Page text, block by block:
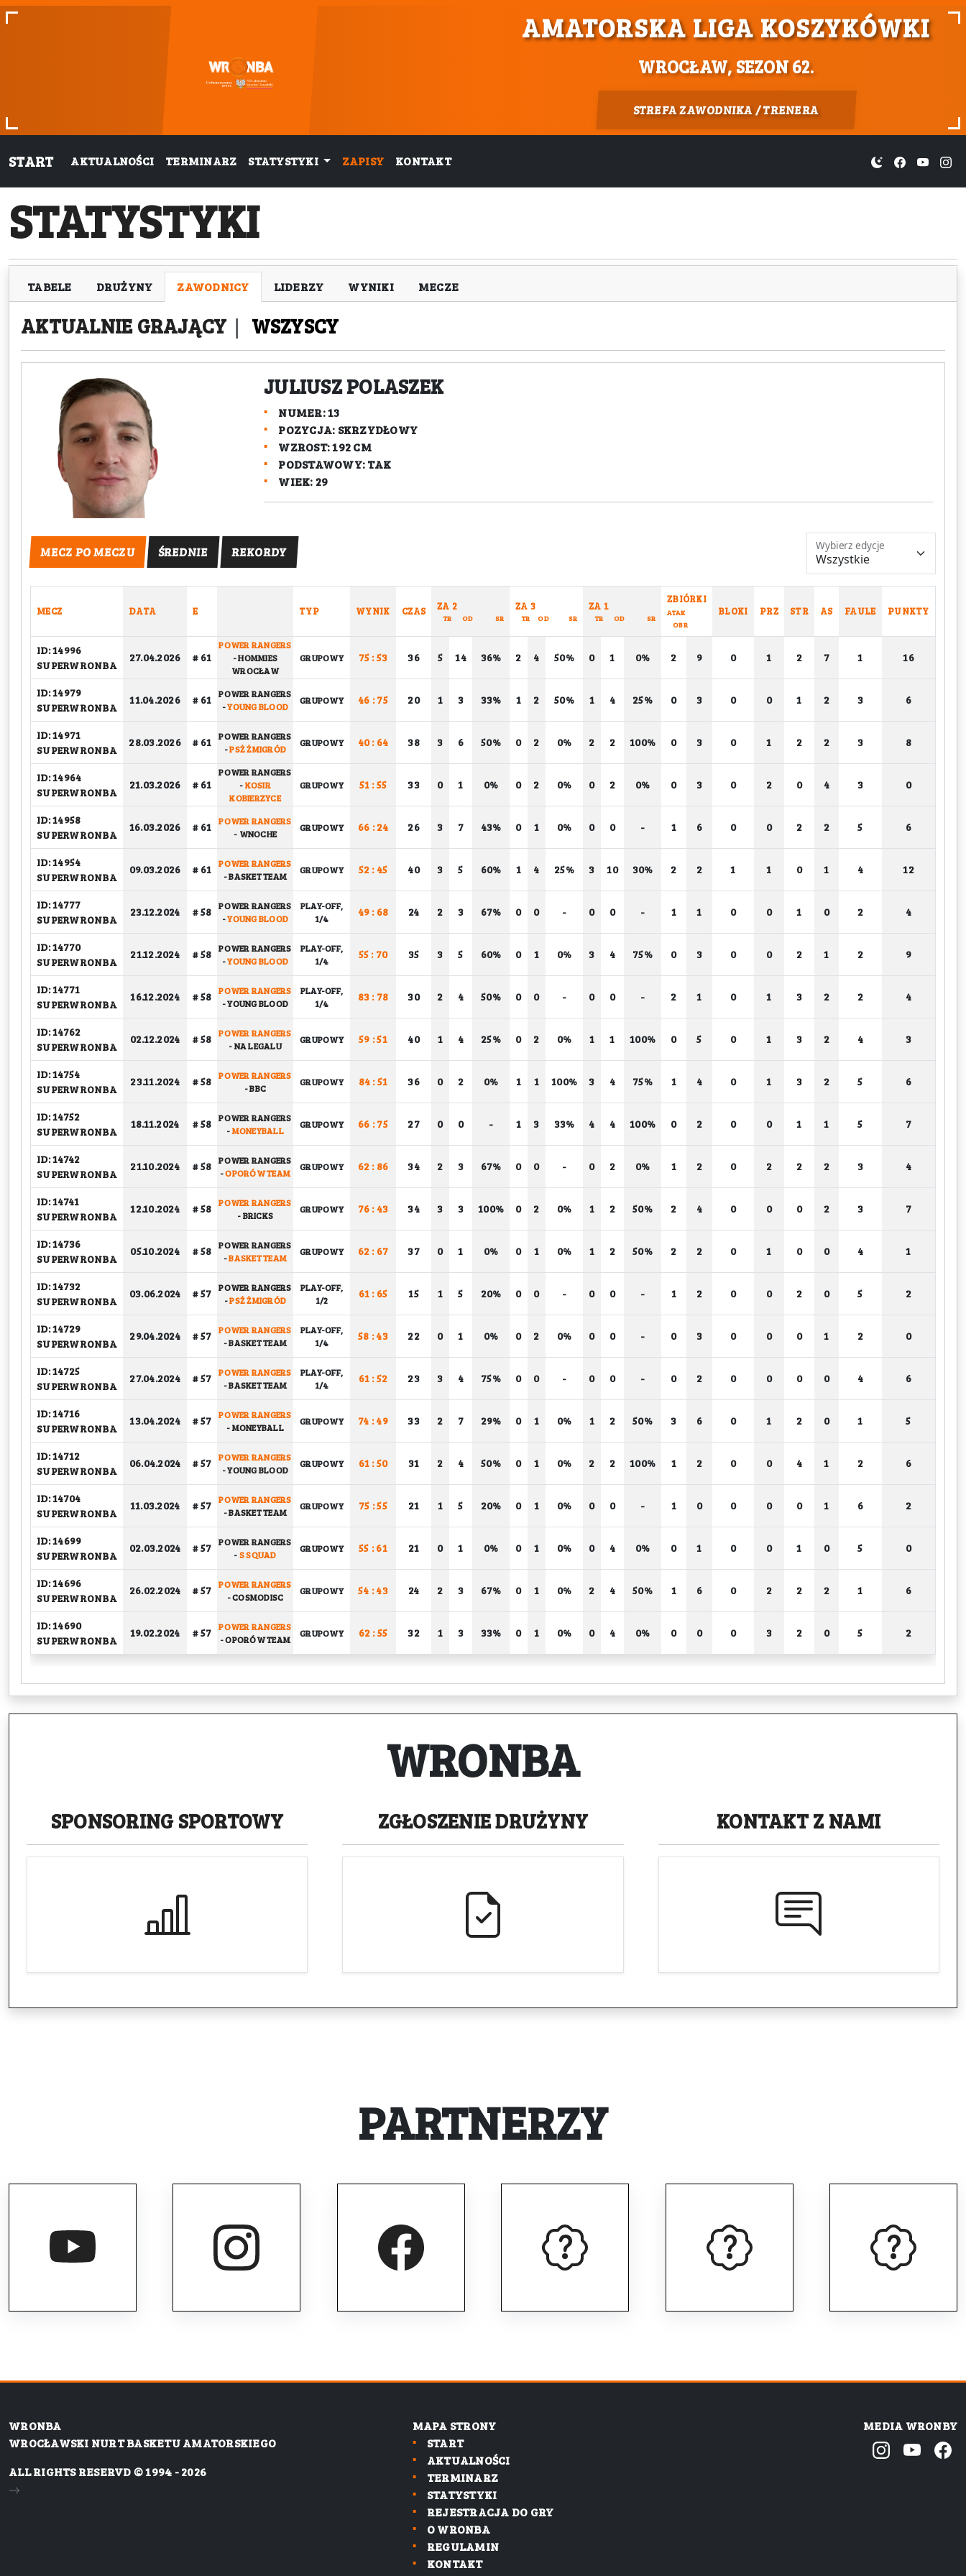
AMATORSKA LIGA KOSZYKÓWKI
WROCŁAW, SEZON 62.
STREFA ZAWODNIKA / TRENERA
START AKTUALNOŚCI TERMINARZ STATYSTYKI ZAPISY KONTAKT
STATYSTYKI
TABELE DRUŻYNY ZAWODNICY LIDERZY WYNIKI MECZE
AKTUALNIE GRAJĄCY | WSZYSCY
JULIUSZ POLASZEK
NUMER: 13
POZYCJA: SKRZYDŁOWY
WZROST: 192 CM
PODSTAWOWY: TAK
WIEK: 29
MECZ PO MECZU ŚREDNIE REKORDY Wybierz edycje
MECZ DATA E TYP WYNIK CZAS ZA 2
TR OD SR
ZA 3
TR OD SR
ZA 1
TR OD SR
ZBIÓRKI
ATAK
OBR
BLOKI PRZ STR AS FAULE PUNKTY
ID: 14996
SUPERWRONBA
27.04.2026 # 61
POWER RANGERS
-HOMMIES
WROCŁAW
GRUPOWY 75 : 53 36 5 14 36% 2 4 50% 0 1 0% 2 9 0 1 2 7 1 16
ID: 14979
SUPERWRONBA
11.04.2026 # 61
POWER RANGERS
-YOUNG BLOOD
GRUPOWY 46 : 75 20 1 3 33% 1 2 50% 1 4 25% 0 3 0 0 1 2 3 6
ID: 14971
SUPERWRONBA
28.03.2026 # 61
POWER RANGERS
-PSŻ ŻMIGRÓD
GRUPOWY 40 : 64 38 3 6 50% 0 2 0% 2 2 100% 0 3 0 1 2 2 3 8
ID: 14964
SUPERWRONBA
21.03.2026 # 61
POWER RANGERS
-KOSIR
KOBIERZYCE
GRUPOWY 51 : 55 33 0 1 0% 0 2 0% 0 2 0% 0 3 0 2 0 4 3 0
ID: 14958
SUPERWRONBA
16.03.2026 # 61
POWER RANGERS
- WNOCHE
GRUPOWY 66 : 24 26 3 7 43% 0 1 0% 0 0 - 1 6 0 0 2 2 5 6
ID: 14954
SUPERWRONBA
09.03.2026 # 61
POWER RANGERS
-BASKET TEAM
GRUPOWY 52 : 45 40 3 5 60% 1 4 25% 3 10 30% 2 2 1 1 0 1 4 12
ID: 14777
SUPERWRONBA
23.12.2024 # 58
POWER RANGERS
-YOUNG BLOOD
PLAY-OFF,
1/4
49 : 68 24 2 3 67% 0 0 - 0 0 - 1 1 0 0 1 0 2 4
ID: 14770
SUPERWRONBA
21.12.2024 # 58
POWER RANGERS
-YOUNG BLOOD
PLAY-OFF,
1/4
55 : 70 35 3 5 60% 0 1 0% 3 4 75% 0 3 0 0 2 1 2 9
ID: 14771
SUPERWRONBA
16.12.2024 # 58
POWER RANGERS
-YOUNG BLOOD
PLAY-OFF,
1/4
83 : 78 30 2 4 50% 0 0 - 0 0 - 2 1 0 1 3 2 2 4
ID: 14762
SUPERWRONBA
02.12.2024 # 58
POWER RANGERS
-NA LEGALU
GRUPOWY 59 : 51 40 1 4 25% 0 2 0% 1 1 100% 0 5 0 1 3 2 4 3
ID: 14754
SUPERWRONBA
23.11.2024 # 58
POWER RANGERS
-BBC
GRUPOWY 84 : 51 36 0 2 0% 1 1 100% 3 4 75% 1 4 0 1 3 2 5 6
ID: 14752
SUPERWRONBA
18.11.2024 # 58
POWER RANGERS
-MONEYBALL
GRUPOWY 66 : 75 27 0 0 - 1 3 33% 4 4 100% 0 2 0 0 1 1 5 7
ID: 14742
SUPERWRONBA
21.10.2024 # 58
POWER RANGERS
-OPORÓW TEAM
GRUPOWY 62 : 86 34 2 3 67% 0 0 - 0 2 0% 1 2 0 2 2 2 3 4
ID: 14741
SUPERWRONBA
12.10.2024 # 58
POWER RANGERS
-BRICKS
GRUPOWY 76 : 43 34 3 3 100% 0 2 0% 1 2 50% 2 4 0 0 0 2 3 7
ID: 14736
SUPERWRONBA
05.10.2024 # 58
POWER RANGERS
-BASKET TEAM
GRUPOWY 62 : 67 37 0 1 0% 0 1 0% 1 2 50% 2 2 0 1 0 0 4 1
ID: 14732
SUPERWRONBA
03.06.2024 # 57
POWER RANGERS
-PSŻ ŻMIGRÓD
PLAY-OFF,
1/2
61 : 65 15 1 5 20% 0 0 - 0 0 - 1 2 0 0 2 0 5 2
ID: 14729
SUPERWRONBA
29.04.2024 # 57
POWER RANGERS
-BASKET TEAM
PLAY-OFF,
1/4
58 : 43 22 0 1 0% 0 2 0% 0 0 - 0 3 0 0 0 1 2 0
ID: 14725
SUPERWRONBA
27.04.2024 # 57
POWER RANGERS
-BASKET TEAM
PLAY-OFF,
1/4
61 : 52 23 3 4 75% 0 0 - 0 0 - 0 2 0 0 0 0 4 6
ID: 14716
SUPERWRONBA
13.04.2024 # 57
POWER RANGERS
-MONEYBALL
GRUPOWY 74 : 49 33 2 7 29% 0 1 0% 1 2 50% 3 6 0 1 2 0 1 5
ID: 14712
SUPERWRONBA
06.04.2024 # 57
POWER RANGERS
-YOUNG BLOOD
GRUPOWY 61 : 50 31 2 4 50% 0 1 0% 2 2 100% 1 2 0 0 4 1 2 6
ID: 14704
SUPERWRONBA
11.03.2024 # 57
POWER RANGERS
-BASKET TEAM
GRUPOWY 75 : 55 21 1 5 20% 0 1 0% 0 0 - 1 0 0 0 0 1 6 2
ID: 14699
SUPERWRONBA
02.03.2024 # 57
POWER RANGERS
-S SQUAD
GRUPOWY 55 : 61 21 0 1 0% 0 1 0% 0 4 0% 0 1 0 0 1 0 5 0
ID: 14696
SUPERWRONBA
26.02.2024 # 57
POWER RANGERS
-COSMODISC
GRUPOWY 54 : 43 24 2 3 67% 0 1 0% 2 4 50% 1 6 0 2 2 2 1 6
ID: 14690
SUPERWRONBA
19.02.2024 # 57
POWER RANGERS
-OPORÓW TEAM
GRUPOWY 62 : 55 32 1 3 33% 0 1 0% 0 4 0% 0 0 0 3 2 0 5 2
WRONBA
SPONSORINGSPORTOWY ZGŁOSZENIEDRUŻYNY KONTAKTZ NAMI
PARTNERZY
WRONBA
WROCŁAWSKI NURT BASKETU AMATORSKIEGO
ALL RIGHTS RESERVD © 1994 - 2026
MAPA STRONY
START
AKTUALNOŚCI
TERMINARZ
STATYSTYKI
REJESTRACJA DO GRY
O WRONBA
REGULAMIN
KONTAKT
MEDIA WRONBY